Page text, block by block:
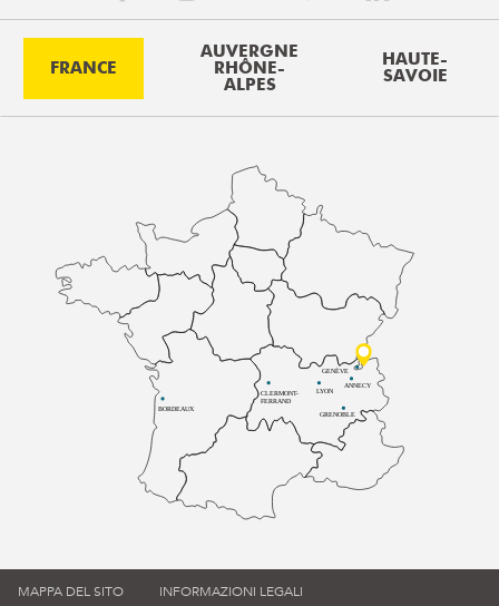
FRANCE
AUVERGNE
RHÔNE-
ALPES
HAUTE-
SAVOIE
BORDEAUX
CLERMONT-
FERRAND
LYON
ANNECY
GRENOBLE
GENÈVE
MAPPA DEL SITO INFORMAZIONI LEGALI